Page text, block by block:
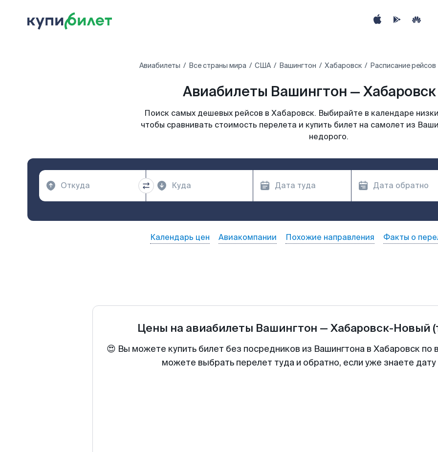
Авиабилеты Все страны мира США Вашингтон Хабаровск Расписание
Авиабилеты Вашингтон — Хабаровск
Поиск самых дешевых рейсов в Хабаровск. Выбирайте в календаре
чтобы сравнивать стоимость перелета и купить билет на самолет из
недорого.
Календарь цен Авиакомпании Похожие направления Факты о
Цены на авиабилеты Вашингтон — Хабаровск-Новый
😍 Вы можете купить билет без посредников из Вашингтона в Хабаровск по
можете выбрать перелет туда и обратно, если уже знаете